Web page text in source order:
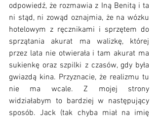
odpowiedź, że rozmawia z Iną Benitą i ta
ni stąd, ni zowąd oznajmia, że na wózku
hotelowym z ręcznikami i sprzętem do
sprzątania akurat ma walizkę, której
przez lata nie otwierała i tam akurat ma
sukienkę oraz szpilki z czasów, gdy była
gwiazdą kina. Przyznacie, że realizmu tu
nie ma wcale. Z mojej strony
widziałabym to bardziej w następujący
sposób. Jack (tak chyba miał na imię